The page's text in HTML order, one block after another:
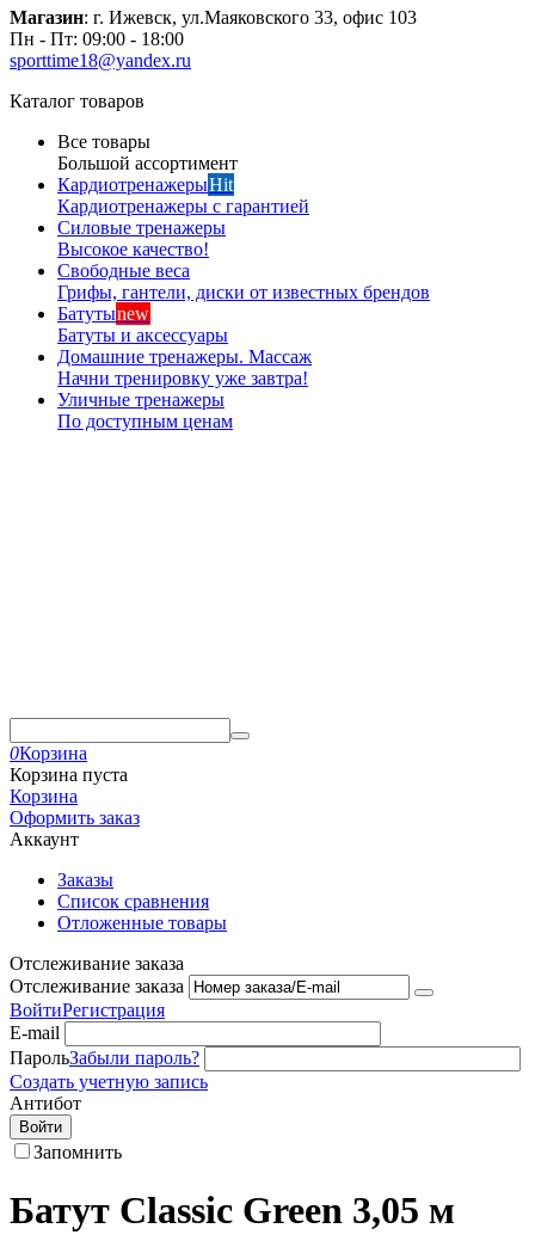
Магазин: г. Ижевск, ул.Маяковского 33, офис 103
Пн - Пт: 09:00 - 18:00
sporttime18@yandex.ru
Каталог товаров
Все товары
Большой ассортимент
КардиотренажерыHit
Кардиотренажеры с гарантией
Силовые тренажеры
Высокое качество!
Свободные веса
Грифы, гантели, диски от известных брендов
Батутыnew
Батуты и аксессуары
Домашние тренажеры. Массаж
Начни тренировку уже завтра!
Уличные тренажеры
По доступным ценам
0Корзина
Корзина пуста
Корзина
Оформить заказ
Аккаунт
Заказы
Список сравнения
Отложенные товары
Отслеживание заказа
Отслеживание заказа
ВойтиРегистрация
E-mail
ПарольЗабыли пароль?
Создать учетную запись
Антибот
Войти
Запомнить
Батут Classic Green 3,05 м